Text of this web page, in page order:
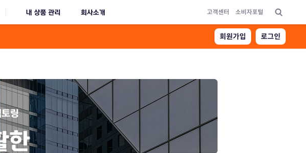
내 상품 관리 회사소개 고객센터 소비자포털
회원가입 로그인
링
한